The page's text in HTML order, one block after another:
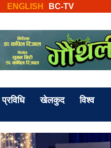
BC-TV
ENGLISH
प्रविधि खेलकुद विश्व